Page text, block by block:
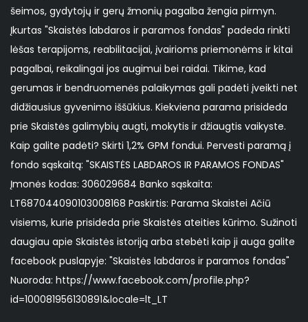
šeimos, gydytojų ir gerų žmonių pagalba žengia pirmyn.
Įkurtas "Skaistės labdaros ir paramos fondas" padeda rinkti
lėšas terapijoms, reabilitacijai, įvairioms priemonėms ir kitai
pagalbai, reikalingai jos augimui bei raidai. Tikime, kad
gerumas ir bendruomenės palaikymas gali padėti įveikti net
didžiausius gyvenimo iššūkius. Kiekviena parama prisideda
prie Skaistės galimybių augti, mokytis ir džiaugtis vaikyste.
Kaip galite padėti? Skirti 1,2% GPM fondui. Pervesti paramą į
fondo sąskaitą: "SKAISTĖS LABDAROS IR PARAMOS FONDAS"
Įmonės kodas: 306029684 Banko sąskaita:
LT687044090103008168 Paskirtis: Parama Skaistei Ačiū
visiems, kurie prisideda prie Skaistės ateities kūrimo. Sužinoti
daugiau apie Skaistės istoriją arba stebėti kaip ji auga galite
facebook puslapyje: "Skaistės labdaros ir paramos fondas"
Nuoroda: https://www.facebook.com/profile.php?
id=100081956130891&locale=lt_LT